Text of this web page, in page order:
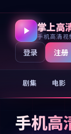
掌上高
手机高清
登录 注册
剧集 电影
手机高